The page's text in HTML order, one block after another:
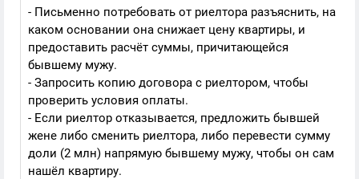
- Письменно потребовать от риелтора разъяснить, на
каком основании она снижает цену квартиры, и
предоставить расчёт суммы, причитающейся
бывшему мужу.
- Запросить копию договора с риелтором, чтобы
проверить условия оплаты.
- Если риелтор отказывается, предложить бывшей
жене либо сменить риелтора, либо перевести сумму
доли (2 млн) напрямую бывшему мужу, чтобы он сам
нашёл квартиру.